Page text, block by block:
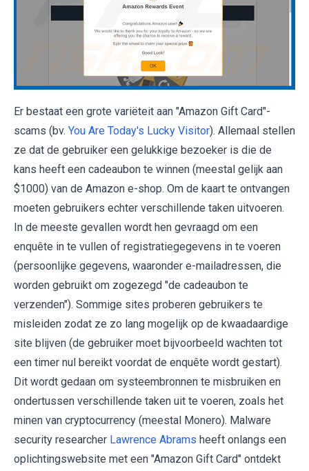
Er bestaat een grote variëteit aan "Amazon Gift Card"-
scams (bv. You Are Today's Lucky Visitor). Allemaal stellen
ze dat de gebruiker een gelukkige bezoeker is die de
kans heeft een cadeaubon te winnen (meestal gelijk aan
$1000) van de Amazon e-shop. Om de kaart te ontvangen
moeten gebruikers echter verschillende taken uitvoeren.
In de meeste gevallen wordt hen gevraagd om een
enquête in te vullen of registratiegegevens in te voeren
(persoonlijke gegevens, waaronder e-mailadressen, die
worden gebruikt om zogezegd "de cadeaubon te
verzenden"). Sommige sites proberen gebruikers te
misleiden zodat ze zo lang mogelijk op de kwaadaardige
site blijven (de gebruiker moet bijvoorbeeld wachten tot
een timer nul bereikt voordat de enquête wordt gestart).
Dit wordt gedaan om systeembronnen te misbruiken en
ondertussen verschillende taken uit te voeren, zoals het
minen van cryptocurrency (meestal Monero). Malware
security researcher Lawrence Abrams heeft onlangs een
oplichtingswebsite met een "Amazon Gift Card" ontdekt